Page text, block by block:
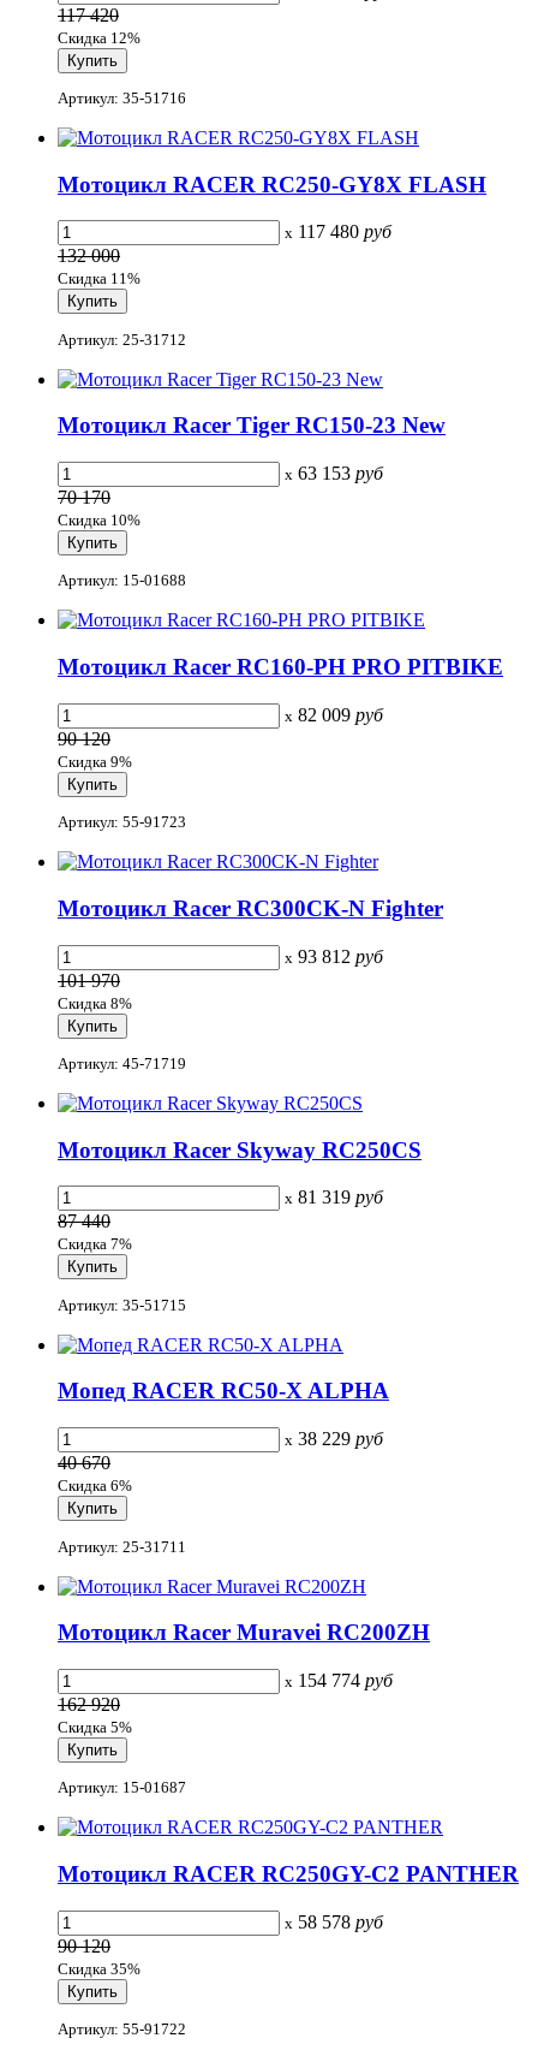
117 420
Скидка 12%
Артикул: 35-51716
Мотоцикл RACER RC250-GY8X FLASH
x 117 480 руб
132 000
Скидка 11%
Артикул: 25-31712
Мотоцикл Racer Tiger RC150-23 New
x 63 153 руб
70 170
Скидка 10%
Артикул: 15-01688
Мотоцикл Racer RC160-PH PRO PITBIKE
x 82 009 руб
90 120
Скидка 9%
Артикул: 55-91723
Мотоцикл Racer RC300CK-N Fighter
x 93 812 руб
101 970
Скидка 8%
Артикул: 45-71719
Мотоцикл Racer Skyway RC250CS
x 81 319 руб
87 440
Скидка 7%
Артикул: 35-51715
Мопед RACER RC50-X ALPHA
x 38 229 руб
40 670
Скидка 6%
Артикул: 25-31711
Мотоцикл Racer Muravei RC200ZH
x 154 774 руб
162 920
Скидка 5%
Артикул: 15-01687
Мотоцикл RACER RC250GY-C2 PANTHER
x 58 578 руб
90 120
Скидка 35%
Артикул: 55-91722